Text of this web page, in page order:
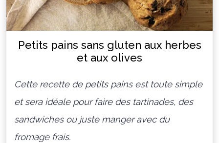
Petits pains sans gluten aux herbes
et aux olives
Cette recette de petits pains est toute simple
et sera idéale pour faire des tartinades, des
sandwiches ou juste manger avec du
fromage frais.